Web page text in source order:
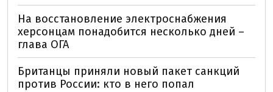
На восстановление электроснабжения
херсонцам понадобится несколько дней –
глава ОГА
Британцы приняли новый пакет санкций
против России: кто в него попал